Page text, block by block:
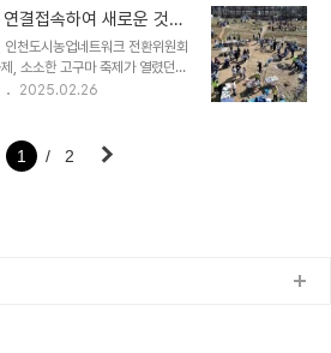
아 텃밭을 부여받고 농사짓는 여
과 더불어 자원활동을 통한 기부
활동을 통해 만들어가는 행사와
고 있죠. 인천시민들이 참여하고
고 있습니다. 올해도 간단한 시농
결접속하여 새로운 것을
다.천도시농업네트워크 전환위원회
, 소소한 고구마 축제가 열렸던
기억을 떠올리게 한다. 어릴 적 동
인이 누구였는지는 모르겠지만, 공
는 공간이었던 거 같다. 공터는 시
2025.02.26
1 2